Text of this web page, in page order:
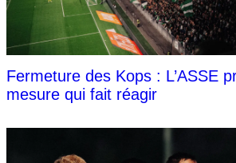
Fermeture des Kops : L’ASSE
mesure qui fait réagir